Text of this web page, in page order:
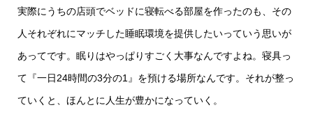
実際にうちの店頭でベッドに寝転べる部屋を作ったのも、その
人それぞれにマッチした睡眠環境を提供したいっていう思いが
あってです。眠りはやっぱりすごく大事なんですよね。寝具っ
て『一日24時間の3分の1』を預ける場所なんです。それが整っ
ていくと、ほんとに人生が豊かになっていく。